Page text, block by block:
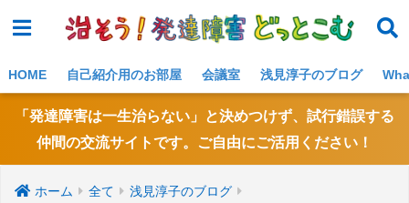
HOME 自己紹介用のお部屋 会議室 浅見淳子のブログ
「発達障害は一生治らない」と決めつけず、試行錯誤する
仲間の交流サイトです。ご自由にご活用ください！
ホーム 全て 浅見淳子のブログ
NE